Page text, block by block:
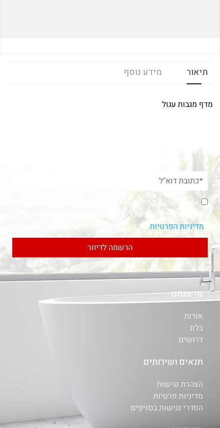
תיאור מידע נוסף
מדף מגבות עגול
אני מאשר/ת קבלת פניות ומידע שיווקי בכל אמצעי דיוור.
ידוע לי שאוכל לבטל בכל עת, והשימוש בפרטיי כפוף
מדיניות הפרטיותבאתר.
הרשמה לדיוור
מי אנחנו
אודות
בלוג
דרושים
תנאים ושירותים
הצהרת נגישות
מדיניות פרטיות
הסדרי נגישות בסניפים